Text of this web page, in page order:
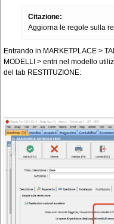
Citazione:
Aggiorna le regole sulla
Entrando in MARKETPLACE >
MODELLI > entri nel modello
del tab RESTITUZIONE: